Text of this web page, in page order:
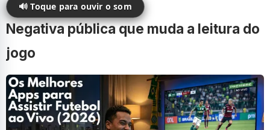
🔊 Toque para ouvir o som
Negativa pública que muda a leitura do
jogo